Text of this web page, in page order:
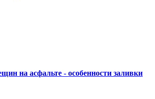
на асфальте - особенности заливки